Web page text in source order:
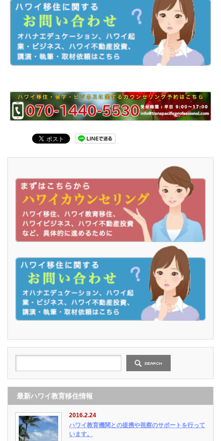
最新ハワイ教育移住情報
2016.2.24
ハワイ教育機関との提携や視察のサポートを行って
います。